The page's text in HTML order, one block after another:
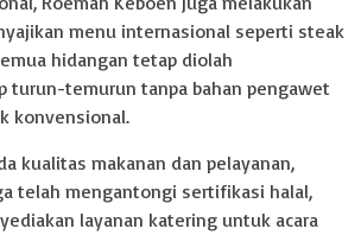
menu internasional seperti steak
hidangan tetap diolah
turun-temurun tanpa bahan pengawet
konvensional.
kualitas makanan dan pelayanan,
telah mengantongi sertifikasi halal,
layanan katering untuk acara